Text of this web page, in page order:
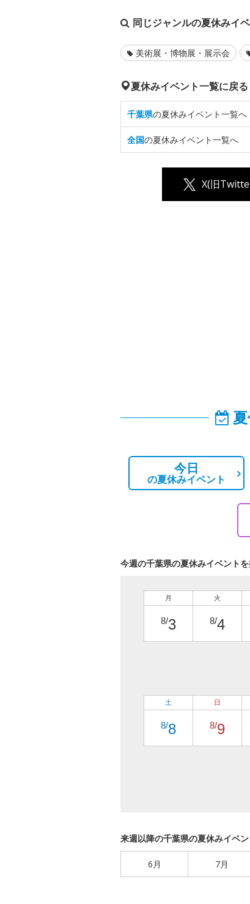
同じジャンルの夏休みイ
美術展・博物展・展示会
夏休みイベント一覧に戻る
千葉県の夏休みイベント一覧へ
全国の夏休みイベント一覧へ
X(旧
今日
の夏休みイベント
今週の千葉県の夏休みイベント
月
8/3
火
8/4
土
8/8
日
8/9
来週以降の千葉県の夏休みイベ
6月 7月